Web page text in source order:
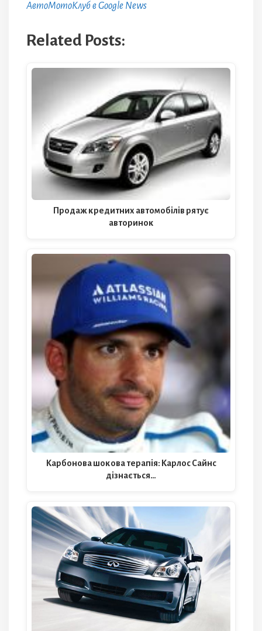
АвтоМотоКлуб в Google News
Related Posts:
Продаж кредитних автомобілів рятує
авторинок
Карбонова шокова терапія: Карлос Сайнс
дізнається…